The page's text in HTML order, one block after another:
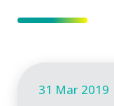
31 Mar 2019